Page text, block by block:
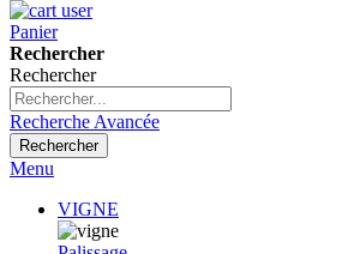
Panier
Rechercher
Rechercher
Recherche Avancée
Rechercher
Menu
VIGNE